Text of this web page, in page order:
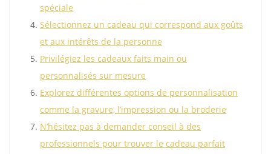
spéciale
Sélectionnez un cadeau qui correspond aux goûts
et aux intérêts de la personne
Privilégiez les cadeaux faits main ou
personnalisés sur mesure
Explorez différentes options de personnalisation
comme la gravure, l’impression ou la broderie
N’hésitez pas à demander conseil à des
professionnels pour trouver le cadeau parfait